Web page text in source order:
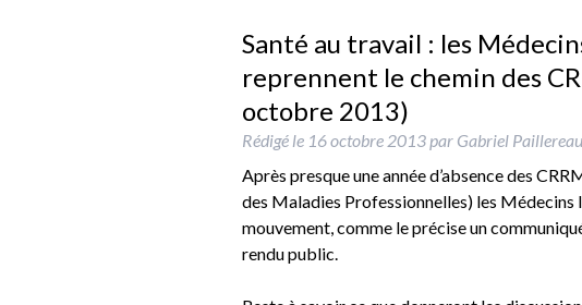
Santé au travail : les
reprennent le chemin des
octobre 2013)
Rédigé le 16 octobre 2013 par Gabriel Paillereau
Après presque une année d’absence des
des Maladies Professionnelles) les
mouvement, comme le précise un
rendu public.